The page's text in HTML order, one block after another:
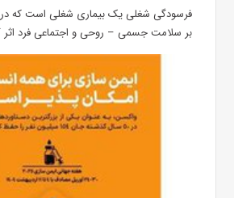
فرسودگی شغلی یک بیماری شغلی است که در
بر سلامت جسمی – روحی و اجتماعی فرد اثر